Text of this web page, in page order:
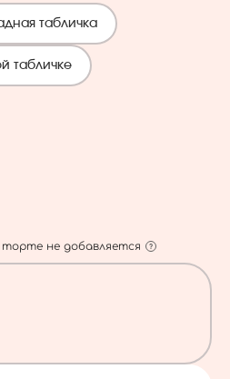
табличка
табличке
не добавляется